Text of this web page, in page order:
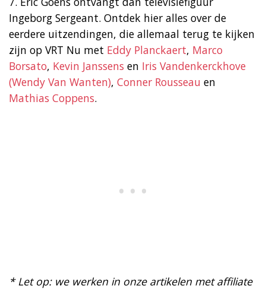
Ingeborg Sergeant. Ontdek hier alles over de
eerdere uitzendingen, die allemaal terug te kijken
zijn op VRT Nu met Eddy Planckaert, Marco
Borsato, Kevin Janssens en Iris Vandenkerckhove
(Wendy Van Wanten), Conner Rousseau en
Mathias Coppens.
* Let op: we werken in onze artikelen met affiliate